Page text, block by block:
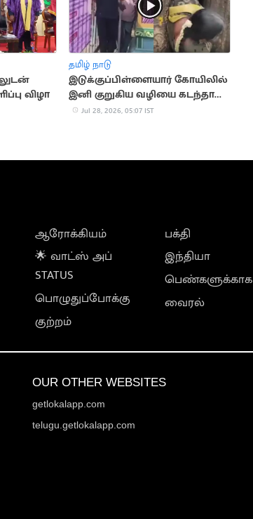
விழா
தமிழ் நாடு
இடுக்குப்பிள்ளையார் கோயிலில்
இனி குறுகிய வழியை கடந்தால்
மட்டுமே தரிசனம்
Jul 28, 2026, 05:07 IST
ஆரோக்கியம்
🌟 வாட்ஸ் அப்
STATUS
பொழுதுப்போக்கு
குற்றம்
பக்தி
இந்தியா
பெண்களுக்காக
வைரல்
OUR OTHER WEBSITES
getlokalapp.com
telugu.getlokalapp.com